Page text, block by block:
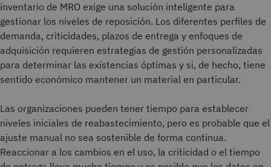
inventario de MRO exige una solución inteligente para
gestionar los niveles de reposición. Los diferentes perfiles de
demanda, criticidades, plazos de entrega y enfoques de
adquisición requieren estrategias de gestión personalizadas
para determinar las existencias óptimas y si, de hecho, tiene
sentido económico mantener un material en particular.
Las organizaciones pueden tener tiempo para establecer
niveles iniciales de reabastecimiento, pero es probable que el
ajuste manual no sea sostenible de forma continua.
Reaccionar a los cambios en el uso, la criticidad o el tiempo